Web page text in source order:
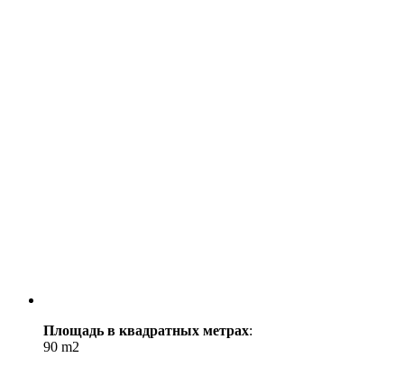
Площадь в квадратных метрах:
90 m2